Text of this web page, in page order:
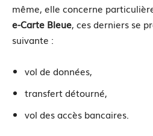
même, elle concerne
e-Carte Bleue, ces derniers se
suivante :
vol de données,
transfert détourné,
vol des accès bancaires.